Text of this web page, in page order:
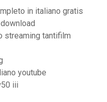
in italiano gratis
streaming tantifilm
youtube
iii